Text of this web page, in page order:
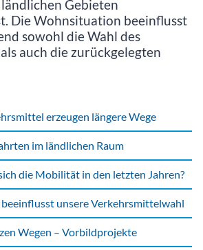
Gebieten
Die Wohnsituation beeinflusst
sowohl die Wahl des
auch die zurückgelegten
erzeugen längere Wege
im ländlichen Raum
die Mobilität in den letzten Jahren?
unsere Verkehrsmittelwahl
Wegen – Vorbildprojekte